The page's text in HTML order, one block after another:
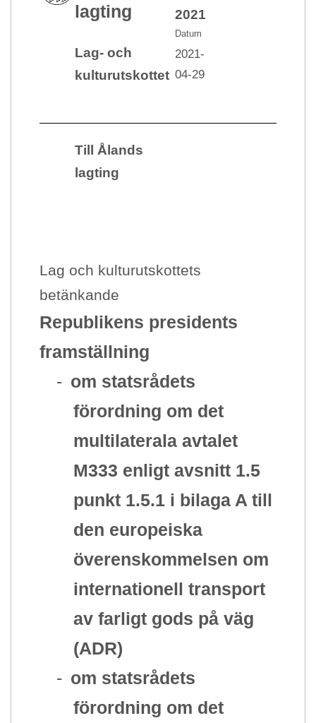
lagting
2021
Datum
Lag- och
kulturutskottet
2021-
04-29
Till Ålands
lagting
Lag och kulturutskottets
betänkande
Republikens presidents
framställning
- om statsrådets
förordning om det
multilaterala avtalet
M333 enligt avsnitt 1.5
punkt 1.5.1 i bilaga A till
den europeiska
överenskommelsen om
internationell transport
av farligt gods på väg
(ADR)
- om statsrådets
förordning om det